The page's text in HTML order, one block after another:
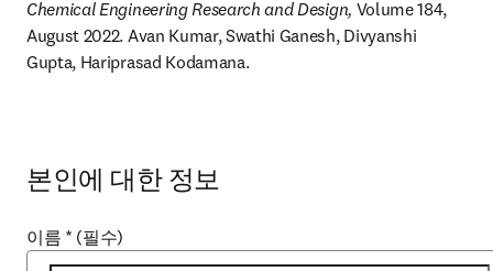
Chemical Engineering Research and Design, Volume 184,
August 2022. Avan Kumar, Swathi Ganesh, Divyanshi
Gupta, Hariprasad Kodamana.
본인에 대한 정보
이름 * (필수)